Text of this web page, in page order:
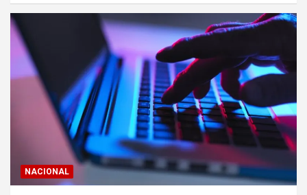
NACIONAL